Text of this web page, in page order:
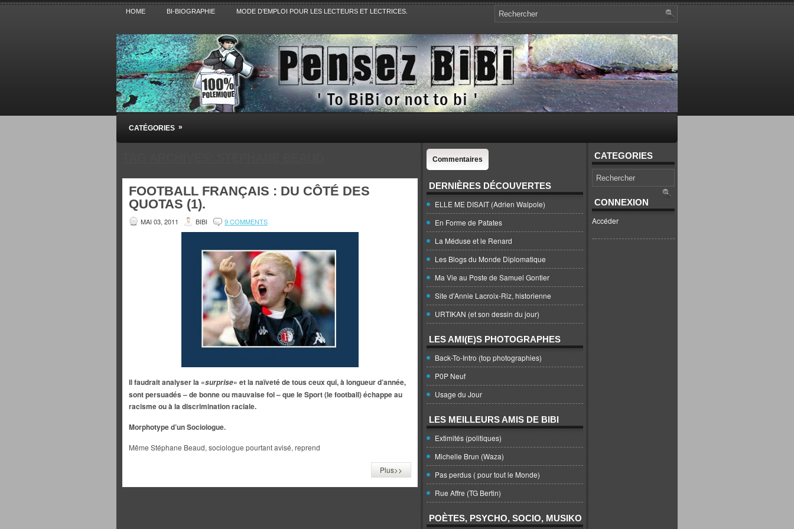
HOME BI-BIOGRAPHIE MODE D’EMPLOI POUR LES LECTEURS ET LECTRICES.
Pensez BiBi
Blog polémique sur l'Actualité, la Culture, la Politique, le Sport,. Avec Revue de presse et de blogs.
CATÉGORIES »
FOOTBALL FRANÇAIS : DU CÔTÉ DES
QUOTAS (1).
MAI 03, 2011 BIBI 9 COMMENTS
Il faudrait analyser la «surprise» et la naïveté de tous ceux qui, à longueur d’année,
sont persuadés – de bonne ou mauvaise foi – que le Sport (le football) échappe au
racisme ou à la discrimination raciale.
Morphotype d’un Sociologue.
Même Stéphane Beaud, sociologue pourtant avisé, reprend
Plus>>
Commentaires
DERNIÈRES DÉCOUVERTES
ELLE ME DISAIT (Adrien Walpole)
En Forme de Patates
La Méduse et le Renard
Les Blogs du Monde Diplomatique
Ma Vie au Poste de Samuel Gontier
Site d'Annie Lacroix-Riz, historienne
URTIKAN (et son dessin du jour)
LES AMI(E)S PHOTOGRAPHES
Back-To-Intro (top photographies)
P0P Neuf
Usage du Jour
LES MEILLEURS AMIS DE BIBI
Extimités (politiques)
Michelle Brun (Waza)
Pas perdus ( pour tout le Monde)
Rue Affre (TG Bertin)
POÈTES, PSYCHO, SOCIO, MUSIKO
CATEGORIES
CONNEXION
Accéder